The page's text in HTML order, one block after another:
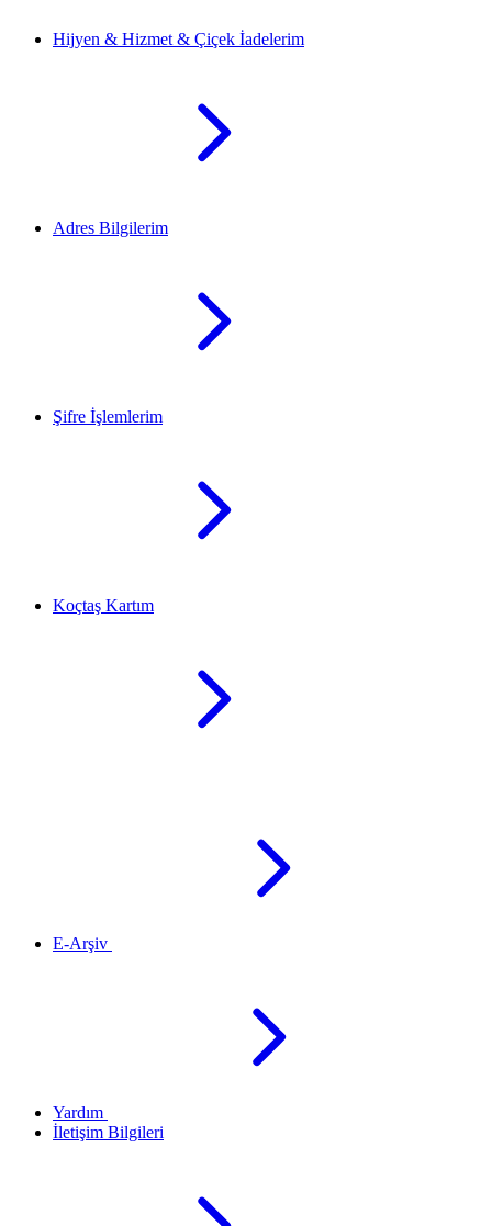
Hijyen & Hizmet & Çiçek İadelerim
Adres Bilgilerim
Şifre İşlemlerim
Koçtaş Kartım
E-Arşiv
Yardım
İletişim Bilgileri